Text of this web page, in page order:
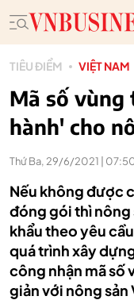
TIÊU ĐIỂM VIỆT NAM
Mã số vùng
hành' cho
Thứ Ba, 29/6/2021 |
Nếu không được
đóng gói thì nông
khẩu theo yêu
quá trình xây
công nhận mã số
giản với nông sản